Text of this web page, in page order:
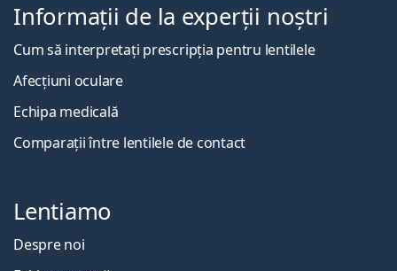
Informații de la experții noștri
Cum să interpretați prescripția pentru lentilele
Afecțiuni oculare
Echipa medicală
Comparații între lentilele de contact
Lentiamo
Despre noi